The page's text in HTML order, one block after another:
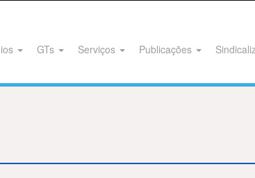
GTs Serviços Publicações